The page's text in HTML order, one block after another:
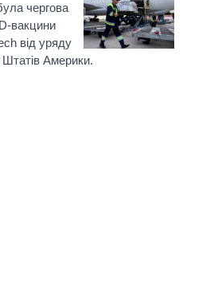
ПОЛІТИКІВ
чергова
вакцини
від уряду
Америки.